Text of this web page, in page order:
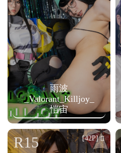
雨波
_Valorant_Killjoy_
愷宙
R15 [42P]